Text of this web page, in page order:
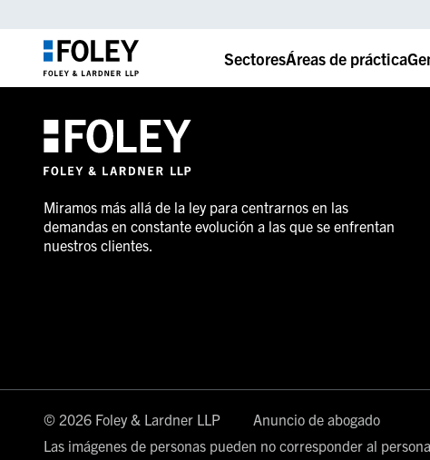
SectoresÁreas de práctica
Miramos más allá de la ley para centrarnos en las
demandas en constante evolución a las que se enfrentan
nuestros clientes.
© 2026 Foley & Lardner LLP
Anuncio de abogado
Las imágenes de personas pueden no corresponder al